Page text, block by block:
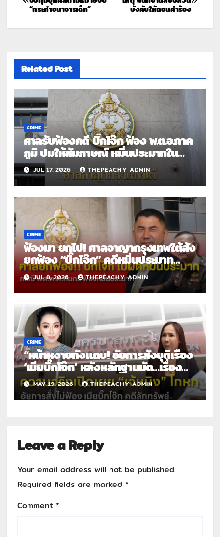
บังคับให้ถอนคำร้อง
“กระทำอนาจารเด็ก”
Related Post
CRIME
ศาลรับฟ้องคดี บิ๊กโจ๊ก ฟ้อง พ.ต.อ.ภาค
ภูมิ ปมให้สัมภาษณ์ หมิ่นประมาทใน
รายการ
JUL 17, 2026 THEPEACHY ADMIN
CRIME
ฟ้องมา ยกไป! ศาลอาญากรุงเทพใต้สั่ง
ยกฟ้อง “บิ๊กโจ๊ก” คดีหมิ่นประมาท
พล.ต.ต.ทินกร
JUL 8, 2026 THEPEACHY ADMIN
CRIME
“หน้าหงายทั้งแถบ! อัยการสั่งยุติเรื่อง
‘เมียบิ๊กโจ๊ก’ หลังหลักฐานมัด…เรื่อง
ร้องเรียนเจ้หนิง แค่เรื่องโกหก”
MAY 19, 2026 THEPEACHY ADMIN
Leave a Reply
Your email address will not be published.
Required fields are marked *
Comment *